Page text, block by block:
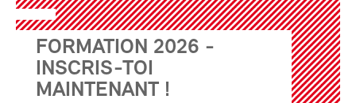
FORMATION 2026 -
INSCRIS-TOI
MAINTENANT !